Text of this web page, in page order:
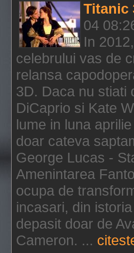
Titanic
04
In
celebrului vas de
relansa
3D. Daca nu stiati
DiCaprio si Kate
lume in luna
doar cateva
George Lucas -
Amenintarea
ocupa de
incasari, din
depasit doar de
Cameron. ...